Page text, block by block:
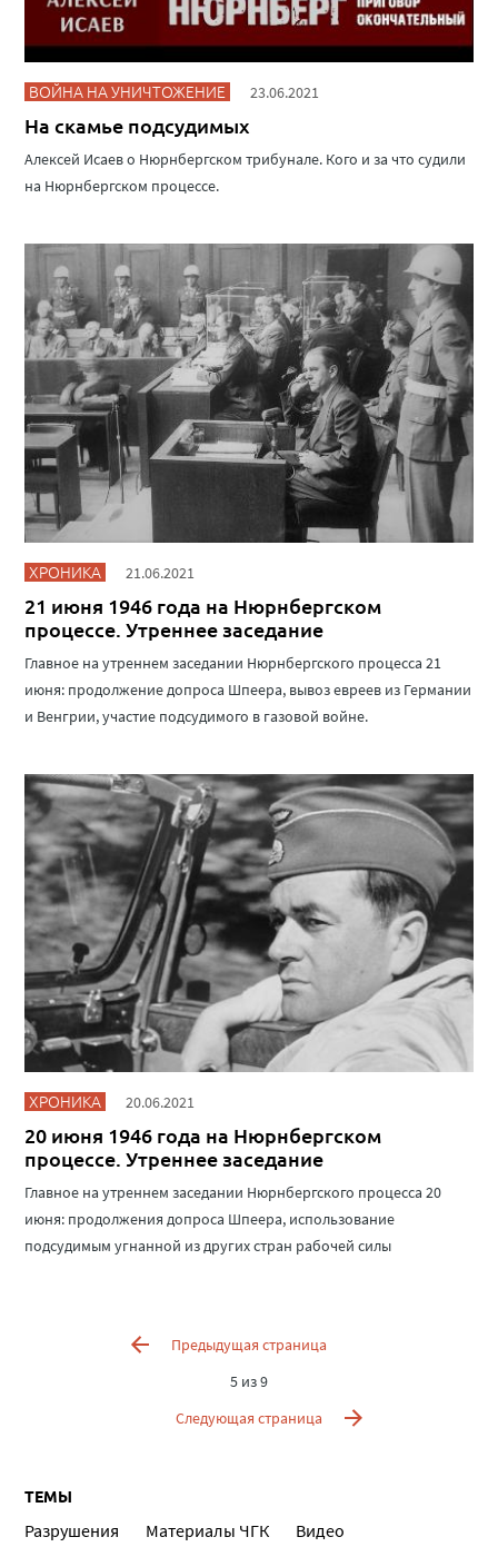
ВОЙНА НА УНИЧТОЖЕНИЕ 23.06.2021
На скамье подсудимых
Алексей Исаев о Нюрнбергском трибунале. Кого и за что судили
на Нюрнбергском процессе.
ХРОНИКА 21.06.2021
21 июня 1946 года на Нюрнбергском
процессе. Утреннее заседание
Главное на утреннем заседании Нюрнбергского процесса 21
июня: продолжение допроса Шпеера, вывоз евреев из Германии
и Венгрии, участие подсудимого в газовой войне.
ХРОНИКА 20.06.2021
20 июня 1946 года на Нюрнбергском
процессе. Утреннее заседание
Главное на утреннем заседании Нюрнбергского процесса 20
июня: продолжения допроса Шпеера, использование
подсудимым угнанной из других стран рабочей силы
Предыдущая страница
5 из 9
Следующая страница
ТЕМЫ
Разрушения Материалы ЧГК
Видео